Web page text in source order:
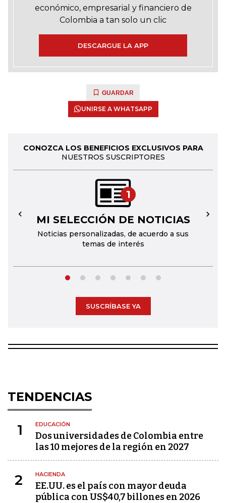
económico, empresarial y financiero de
Colombia a tan solo un clic
DESCARGUE LA APP
GUARDAR
UNIRSE A WHATSAPP
CONOZCA LOS BENEFICIOS EXCLUSIVOS PARA
NUESTROS SUSCRIPTORES
1
MI SELECCIÓN DE NOTICIAS
Noticias personalizadas, de acuerdo a sus
temas de interés
← →
SUSCRÍBASE YA
TENDENCIAS
1 EDUCACIÓN
Dos universidades de Colombia entre
las 10 mejores de la región en 2027
2 HACIENDA
EE.UU. es el país con mayor deuda
pública con US$40,7 billones en 2026